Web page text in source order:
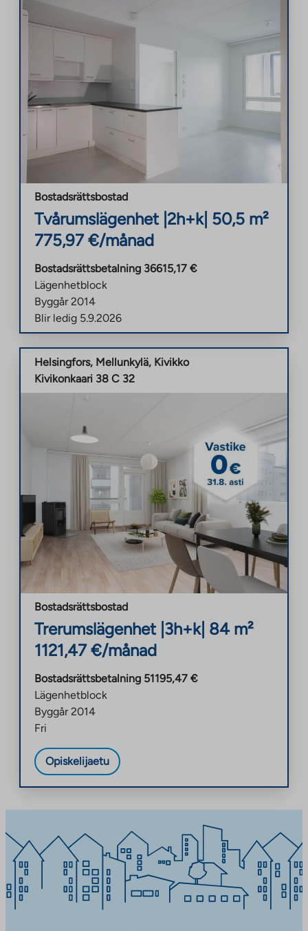
Bostadsrättsbostad
Tvårumslägenhet| 2h+k| 50,5 m²
775,97 €/månad
Bostadsrättsbetalning 36615,17 €
Lägenhetblock
Byggår 2014
Blir ledig 5.9.2026
Helsingfors, Mellunkylä, Kivikko
Kivikonkaari 38 C 32
Bostadsrättsbostad
Trerumslägenhet| 3h+k| 84 m²
1121,47 €/månad
Bostadsrättsbetalning 51195,47 €
Lägenhetblock
Byggår 2014
Fri
Opiskelijaetu